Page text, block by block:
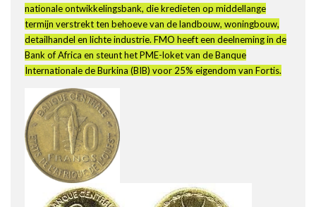
nationale ontwikkelingsbank, die kredieten op middellange
termijn verstrekt ten behoeve van de landbouw, woningbouw,
detailhandel en lichte industrie. FMO heeft een deelneming in de
Bank of Africa en steunt het PME-loket van de Banque
Internationale de Burkina (BIB) voor 25% eigendom van Fortis.